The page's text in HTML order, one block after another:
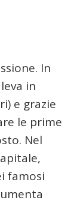
In
in
e grazie
le prime
Nel
famosi